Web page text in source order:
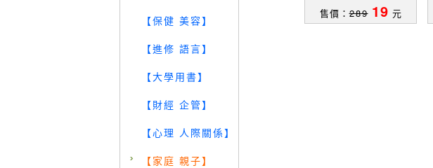
【保健 美容】
【進修 語言】
【大學用書】
【財經 企管】
【心理 人際關係】
【家庭 親子】
元 售價：289 19 元